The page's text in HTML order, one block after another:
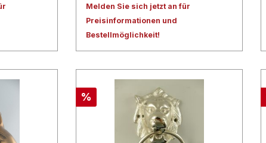
Melden Sie sich jetzt an für
Preisinformationen und
Bestellmöglichkeit!
%